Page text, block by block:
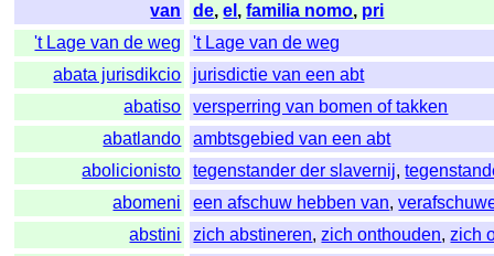
van
de,el ,familia nomo, pri
't Lage van de weg
't Lage van de weg
abata jurisdikcio
jurisdictie van een abt
abatiso
versperring van bomen of takken
abatlando
ambtsgebied van een abt
abolicionisto
tegenstander der slavernij,
abomeni
een afschuw hebben van,
abstini
zich abstineren,zich onthouden,zich